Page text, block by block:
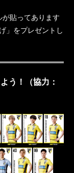
貼ってあります
」をプレゼントし
う！（協力：